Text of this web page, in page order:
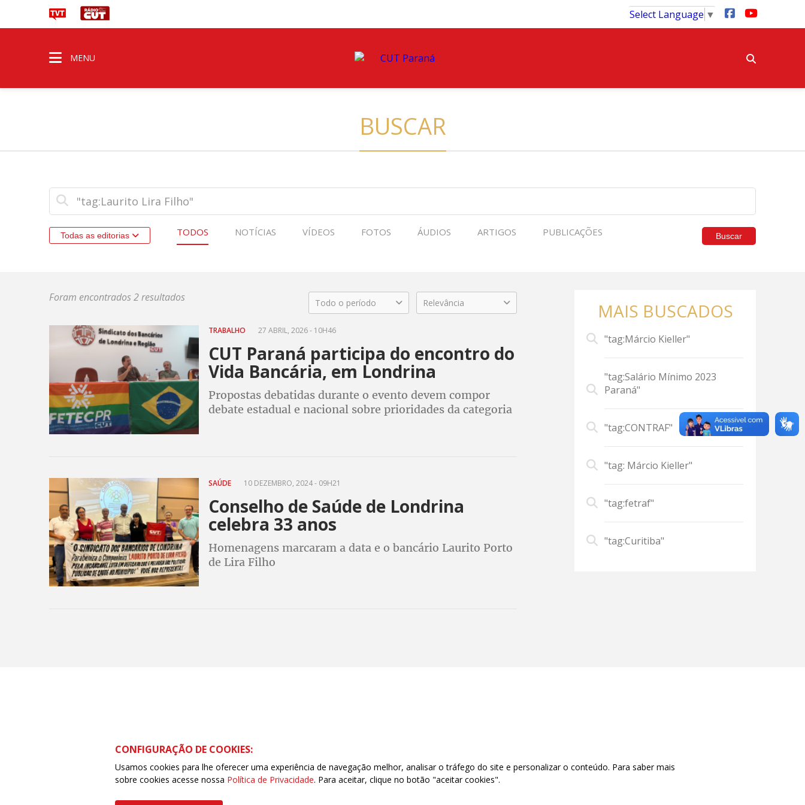
Select Language ▼
MENU
BUSCAR
Todas as editorias TODOS NOTÍCIAS VÍDEOS FOTOS ÁUDIOS ARTIGOS PUBLICAÇÕES Buscar
Foram encontrados 2 resultados Todo o período Relevância
TRABALHO 27 ABRIL, 2026 - 10H46
CUT Paraná participa do encontro do
Vida Bancária, em Londrina
Propostas debatidas durante o evento devem compor
debate estadual e nacional sobre prioridades da categoria
SAÚDE 10 DEZEMBRO, 2024 - 09H21
Conselho de Saúde de Londrina
celebra 33 anos
Homenagens marcaram a data e o bancário Laurito Porto
de Lira Filho
MAIS BUSCADOS
"tag:Márcio Kieller"
"tag:Salário Mínimo 2023
Paraná"
"tag:CONTRAF"
"tag: Márcio Kieller"
"tag:fetraf"
"tag:Curitiba"
CONFIGURAÇÃO DE COOKIES:
Usamos cookies para lhe oferecer uma experiência de navegação melhor, analisar o tráfego do site e personalizar o conteúdo. Para saber mais
sobre cookies acesse nossa Política de Privacidade. Para aceitar, clique no botão "aceitar cookies".